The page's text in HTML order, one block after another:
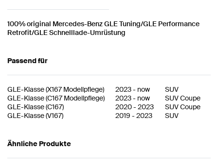
100% original Mercedes-Benz GLE Tuning/GLE Performance
Retrofit/GLE Schnelllade-Umrüstung
Passend für
GLE-Klasse(X167 Modellpflege) 2023- now
SUV
GLE-Klasse(C167 Modellpflege) 2023- now
SUV Coupe
GLE-Klasse(C167) 2020- 2023
SUV Coupe
GLE-Klasse(V167) 2019 - 2023 SUV
Ähnliche Produkte